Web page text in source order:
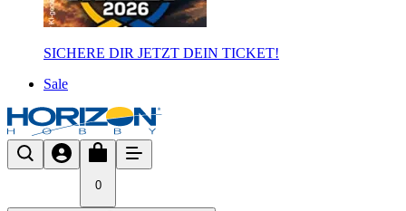
SICHERE DIR JETZT DEIN TICKET!
Sale
0